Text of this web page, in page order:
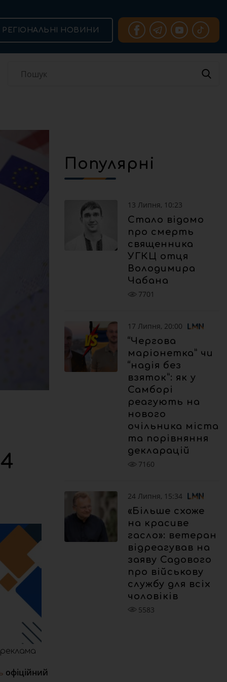
РЕГІОНАЛЬНІ НОВИНИ
реклама
офіційний
Популярні
13 Липня, 10:23
Стало відомо
про смерть
священника
УГКЦ отця
Володимира
Чабана
7701
17 Липня, 20:00
“Чергова
маріонетка” чи
“надія без
взяток”: як у
Самборі
реагують на
нового
очільника міста
та порівняння
декларацій
7160
24 Липня, 15:34
«Більше схоже
на красиве
гасло»: ветеран
відреагував на
заяву Садового
про військову
службу для всіх
чоловіків
5583